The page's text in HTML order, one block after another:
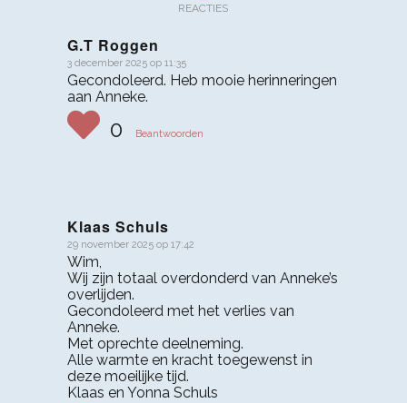
REACTIES
G.T Roggen
zegt:
3 december 2025 op 11:35
Gecondoleerd. Heb mooie herinneringen
aan Anneke.
0 Beantwoorden
Klaas Schuls
zegt:
29 november 2025 op 17:42
Wim,
Wij zijn totaal overdonderd van Anneke’s
overlijden.
Gecondoleerd met het verlies van
Anneke.
Met oprechte deelneming.
Alle warmte en kracht toegewenst in
deze moeilijke tijd.
Klaas en Yonna Schuls